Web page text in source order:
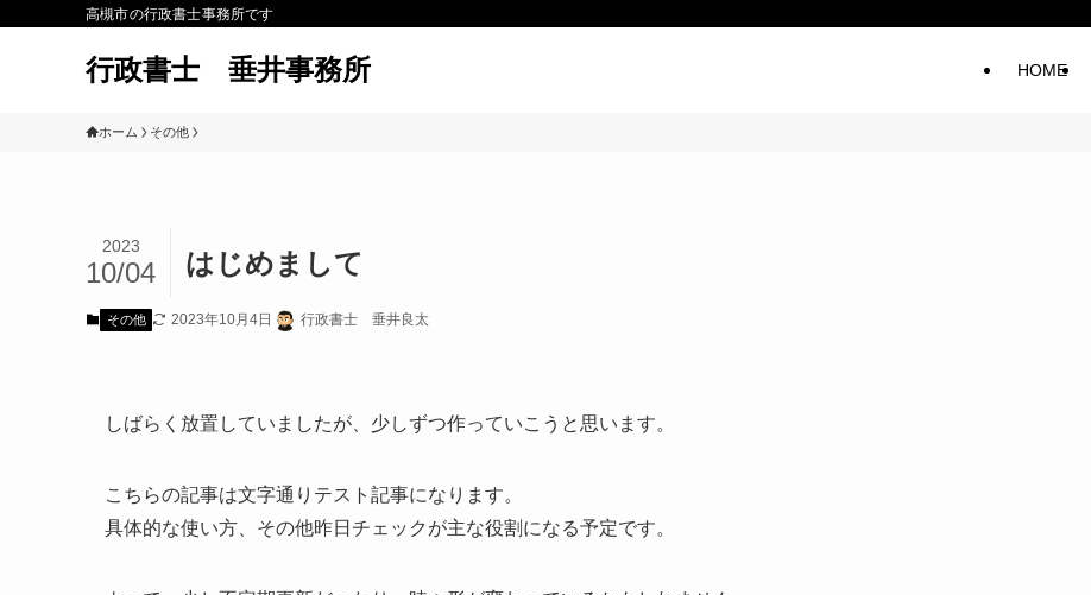
高槻市の行政書士事務所です
行政書士 垂井事務所 HOME
ホーム その他
はじめまして
2023
10/04
その他 2023年10月4日 行政書士 垂井良太
しばらく放置していましたが、少しずつ作っていこうと思います。
こちらの記事は文字通りテスト記事になります。
具体的な使い方、その他昨日チェックが主な役割になる予定です。